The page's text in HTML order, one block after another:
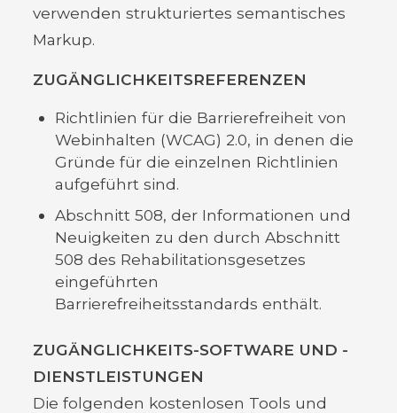
verwenden strukturiertes semantisches
Markup.
ZUGÄNGLICHKEITSREFERENZEN
Richtlinien für die Barrierefreiheit von
Webinhalten (WCAG) 2.0, in denen die
Gründe für die einzelnen Richtlinien
aufgeführt sind.
Abschnitt 508, der Informationen und
Neuigkeiten zu den durch Abschnitt
508 des Rehabilitationsgesetzes
eingeführten
Barrierefreiheitsstandards enthält.
ZUGÄNGLICHKEITS-SOFTWARE UND -
DIENSTLEISTUNGEN
Die folgenden kostenlosen Tools und